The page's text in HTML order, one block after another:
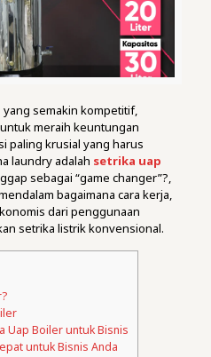
semakin kompetitif,
meraih keuntungan
paling krusial yang harus
laundry adalah setrika uap
sebagai “game changer”?,
bagaimana cara kerja,
dari penggunaan
setrika listrik konvensional.
Uap Boiler untuk Bisnis
untuk Bisnis Anda